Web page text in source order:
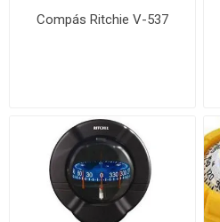
Compás Ritchie V-537